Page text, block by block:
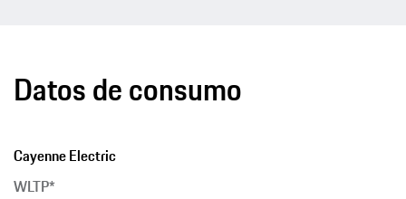
Datos de consumo
Cayenne Electric
WLTP*